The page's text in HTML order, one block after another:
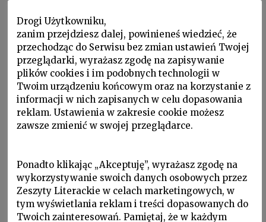
zapisków, odbywa się pod koniec maja
1915 roku, kilka dni po tym, jak Włochy
wypowiedziały wojnę Austro-Węgrom.
Za sterami samolotu wyposażonego w
bomby siedzi Węgier, niejaki Hodas. Za
nim Polak – Jerzy Kossowski.
„Wylecieliśmy już ponad Porto di Lido.
metrów przed sobą widziałem wyspę S.
Pietro z wielkimi koszarami, a za nią całą
wschodnią połać Wenecji (…)
Drogi Użytkowniku,
zanim przejdziesz dalej, powinieneś wiedzieć, że
przechodząc do Serwisu bez zmian ustawień Twojej
przeglądarki, wyrażasz zgodę na zapisywanie
plików cookies i im podobnych technologii w
Twoim urządzeniu końcowym oraz na korzystanie z
informacji w nich zapisanych w celu dopasowania
reklam. Ustawienia w zakresie cookie możesz
zawsze zmienić w swojej przeglądarce.
Ponadto klikając „Akceptuję”, wyrażasz zgodę na
wykorzystywanie swoich danych osobowych przez
Zeszyty Literackie w celach marketingowych, w
tym wyświetlania reklam i treści dopasowanych do
Twoich zainteresowań. Pamiętaj, że w każdym